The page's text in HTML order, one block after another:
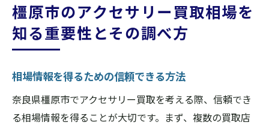
橿原市のアクセサリー買取相場を
知る重要性とその調べ方
相場情報を得るための信頼できる方法
奈良県橿原市でアクセサリー買取を考える際、信頼でき
る相場情報を得ることが大切です。まず、複数の買取店